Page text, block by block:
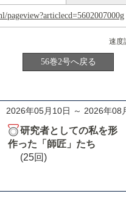
pageview?articlecd=5602007000g
56巻2号へ戻る
2026年05月10日 ～ 2026年08
研究者としての私を形
作った「師匠」たち
(25回)